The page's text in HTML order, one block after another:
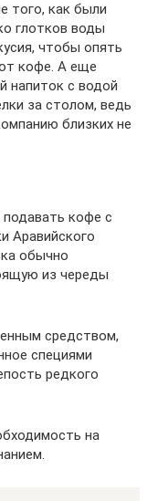
того, как были
глотков воды
чтобы опять
кофе. А еще
напиток с водой
за столом, ведь
близких не
кофе с
Аравийского
обычно
из череды
средством,
специями
редкого
на